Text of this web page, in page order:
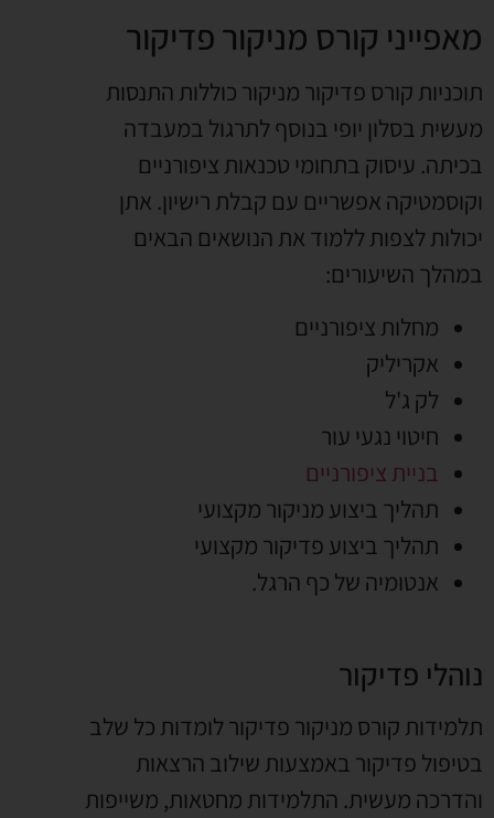
מאפייני קורס מניקור פדיקור
תוכניות קורס פדיקור מניקור כוללות התנסות
מעשית בסלון יופי בנוסף לתרגול במעבדה
בכיתה. עיסוק בתחומי טכנאות ציפורניים
וקוסמטיקה אפשריים עם קבלת רישיון. אתן
יכולות לצפות ללמוד את הנושאים הבאים
במהלך השיעורים:
מחלות ציפורניים
אקריליק
לק ג'ל
חיטוי נגעי עור
בניית ציפורניים
תהליך ביצוע מניקור מקצועי
תהליך ביצוע פדיקור מקצועי
אנטומיה של כף הרגל.
נוהלי פדיקור
תלמידות קורס מניקור פדיקור לומדות כל שלב
בטיפול פדיקור באמצעות שילוב הרצאות
והדרכה מעשית. התלמידות מחטאות, משייפות